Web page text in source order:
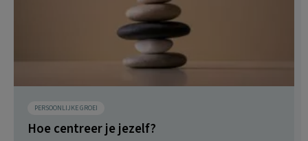
PERSOONLIJKE GROEI
Hoe centreer je jezelf?